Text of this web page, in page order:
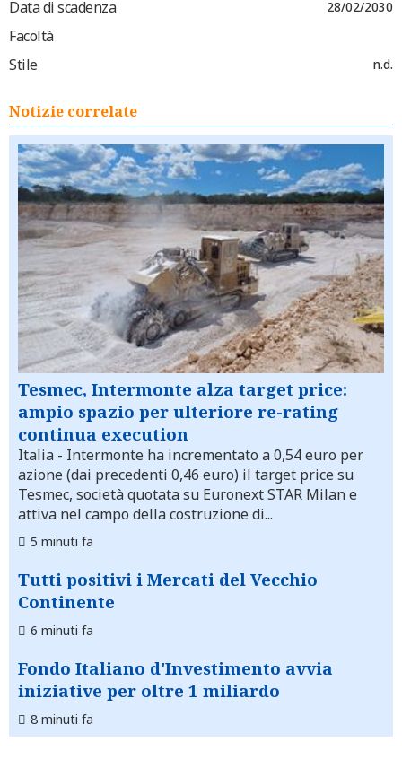
Data di scadenza 28/02/2030
Facoltà
Stile
n.d.
Notizie correlate
Tesmec, Intermonte alza target price:
ampio spazio per ulteriore re-rating
continua execution
Italia - Intermonte ha incrementato a 0,54 euro per
azione (dai precedenti 0,46 euro) il target price su
Tesmec, società quotata su Euronext STAR Milan e
attiva nel campo della costruzione di...
5 minuti fa
Tutti positivi i Mercati del Vecchio
Continente
6 minuti fa
Fondo Italiano d'Investimento avvia
iniziative per oltre 1 miliardo
8 minuti fa